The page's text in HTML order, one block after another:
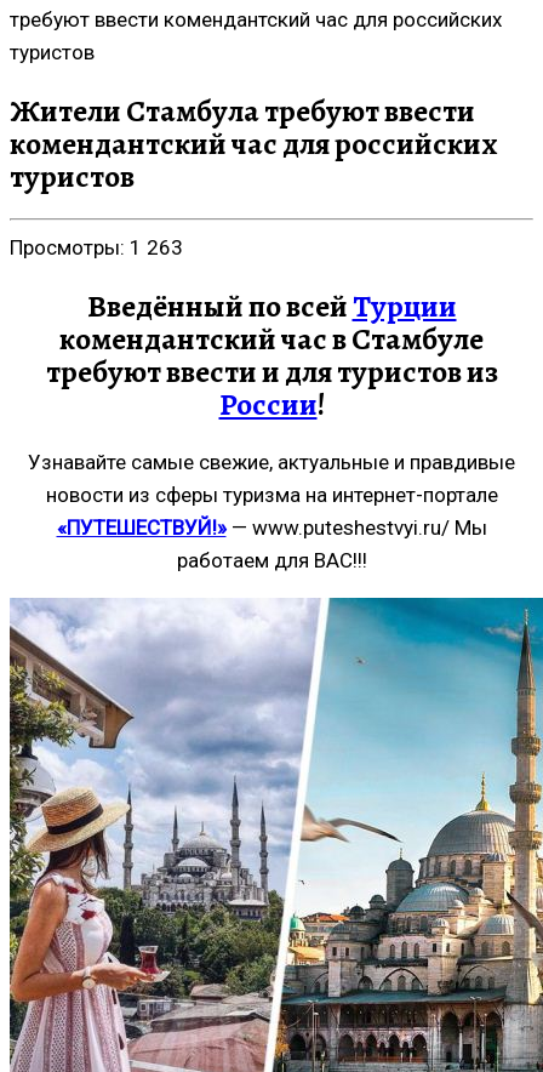
требуют ввести комендантский час для российских
туристов
Жители Стамбула требуют ввести
комендантский час для российских
туристов
Просмотры: 1 263
Введённый по всейТурции
комендантский час в Стамбуле
требуют ввести и для туристов из
России!
Узнавайте самые свежие, актуальные и правдивые
новости из сферы туризма на интернет-портале
«ПУТЕШЕСТВУЙ!»— www.puteshestvyi.ru/ Мы
работаем для ВАС!!!